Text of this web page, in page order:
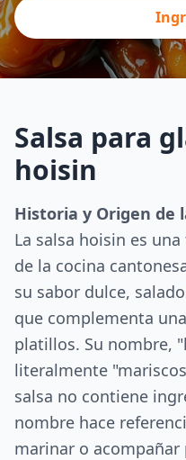
Salsa para
hoisin
Historia y Origen de
La salsa hoisin es
de la cocina
su sabor dulce,
que complementa
platillos. Su nombre,
literalmente
salsa no contiene
nombre hace
marinar o